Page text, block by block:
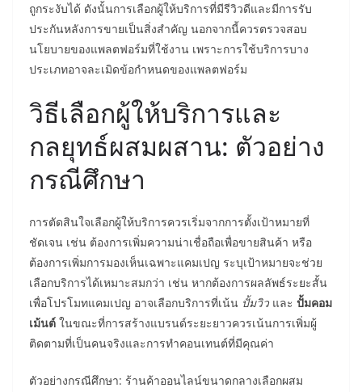
ถูกระงับได้ ดังนั้นการเลือกผู้ให้บริการที่มีรีวิวดีและมีการรับ
ประกันหลังการขายเป็นสิ่งสำคัญ นอกจากนี้ควรตรวจสอบ
นโยบายของแพลตฟอร์มที่ใช้งาน เพราะการใช้บริการบาง
ประเภทอาจละเมิดข้อกำหนดของแพลตฟอร์ม
วิธีเลือกผู้ให้บริการและ
กลยุทธ์ผสมผสาน: ตัวอย่าง
กรณีศึกษา
การตัดสินใจเลือกผู้ให้บริการควรเริ่มจากการตั้งเป้าหมายที่
ชัดเจน เช่น ต้องการเพิ่มความน่าเชื่อถือเพื่อขายสินค้า หรือ
ต้องการเพิ่มการมองเห็นเฉพาะแคมเปญ ระบุเป้าหมายจะช่วย
เลือกบริการได้เหมาะสมกว่า เช่น หากต้องการผลลัพธ์ระยะสั้น
เพื่อโปรโมทแคมเปญ อาจเลือกบริการที่เน้น ปั้มวิว และ ปั้มคอม
เม้นต์ ในขณะที่การสร้างแบรนด์ระยะยาวควรเน้นการเพิ่มผู้
ติดตามที่เป็นคนจริงและการทำคอนเทนต์ที่มีคุณค่า
ตัวอย่างกรณีศึกษา: ร้านค้าออนไลน์ขนาดกลางเลือกผสม